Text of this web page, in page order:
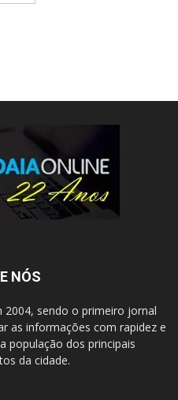
NÓS
2004, sendo o primeiro jornal
as informações com rapidez e
população dos principais
da cidade.